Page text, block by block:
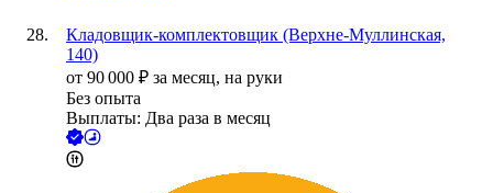
Кладовщик-комплектовщик (Верхне-Муллинская,
140)
от 90 000 ₽ за месяц, на руки
Без опыта
Выплаты: Два раза в месяц